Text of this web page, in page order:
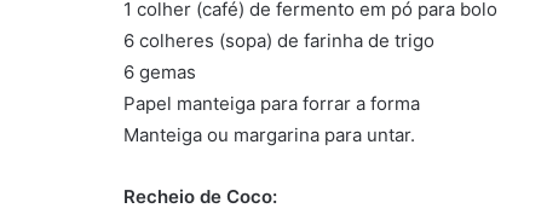
1 colher (café) de fermento em pó para bolo
6 colheres (sopa) de farinha de trigo
6 gemas
Papel manteiga para forrar a forma
Manteiga ou margarina para untar.
Recheio de Coco: